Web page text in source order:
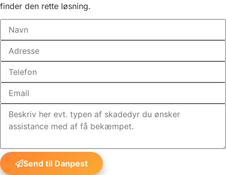
finder den rette løsning.
Send til Danpest